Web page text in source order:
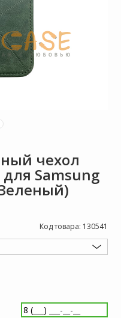
чехол
Samsung
Код товара: 130541